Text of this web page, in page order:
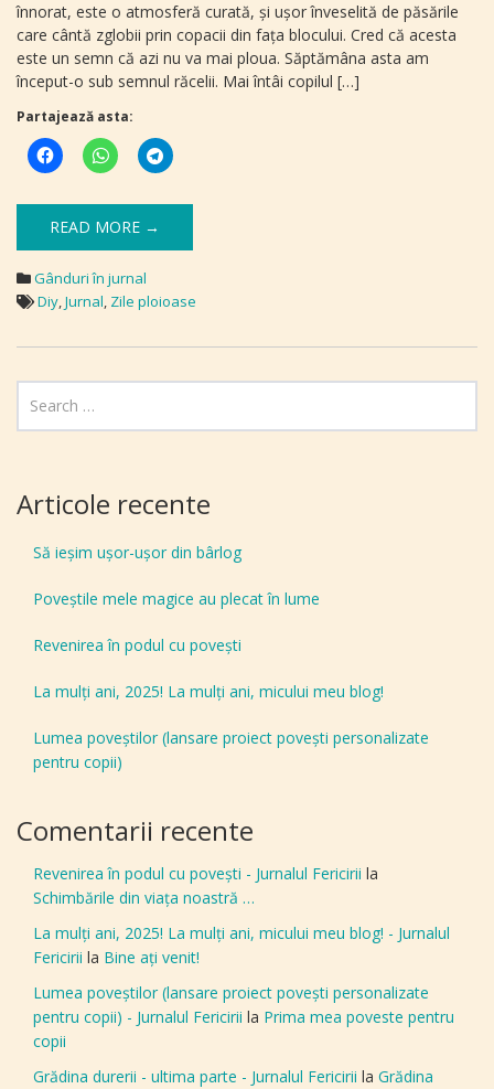
înnorat, este o atmosferă curată, şi uşor înveselită de păsările
care cântă zglobii prin copacii din faţa blocului. Cred că acesta
este un semn că azi nu va mai ploua. Săptămâna asta am
început-o sub semnul răcelii. Mai întâi copilul […]
Partajează asta:
READ MORE →
Gânduri în jurnal
Diy,Jurnal, Zile ploioase
Articole recente
Să ieșim ușor-ușor din bârlog
Poveștile mele magice au plecat în lume
Revenirea în podul cu povești
La mulți ani, 2025! La mulți ani, micului meu blog!
Lumea poveștilor (lansare proiect povești personalizate
pentru copii)
Comentarii recente
Revenirea în podul cu povești - Jurnalul Fericirii la
Schimbările din viața noastră …
La mulți ani, 2025! La mulți ani, micului meu blog! - Jurnalul
Fericirii la Bine aţi venit!
Lumea poveștilor (lansare proiect povești personalizate
pentru copii) - Jurnalul Fericirii la Prima mea poveste pentru
copii
Grădina durerii - ultima parte - Jurnalul Fericirii la Grădina